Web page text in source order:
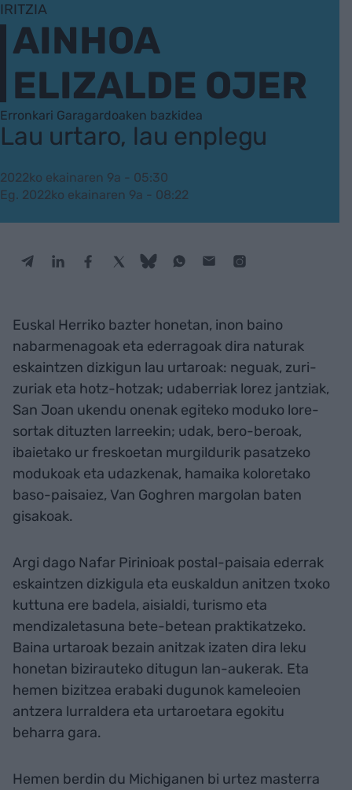
IRITZIA
AINHOA
ELIZALDE OJER
Erronkari Garagardoaken bazkidea
Lau urtaro, lau enplegu
2022ko ekainaren 9a - 05:30
Eg. 2022ko ekainaren 9a - 08:22
Euskal Herriko bazter honetan, inon baino
nabarmenagoak eta ederragoak dira naturak
eskaintzen dizkigun lau urtaroak: neguak, zuri-
zuriak eta hotz-hotzak; udaberriak lorez jantziak,
San Joan ukendu onenak egiteko moduko lore-
sortak dituzten larreekin; udak, bero-beroak,
ibaietako ur freskoetan murgildurik pasatzeko
modukoak eta udazkenak, hamaika koloretako
baso-paisaiez, Van Goghren margolan baten
gisakoak.
Argi dago Nafar Pirinioak postal-paisaia ederrak
eskaintzen dizkigula eta euskaldun anitzen txoko
kuttuna ere badela, aisialdi, turismo eta
mendizaletasuna bete-betean praktikatzeko.
Baina urtaroak bezain anitzak izaten dira leku
honetan bizirauteko ditugun lan-aukerak. Eta
hemen bizitzea erabaki dugunok kameleoien
antzera lurraldera eta urtaroetara egokitu
beharra gara.
Hemen berdin du Michiganen bi urtez masterra